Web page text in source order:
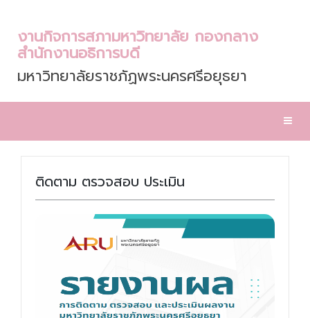
งานกิจการสภามหาวิทยาลัย กองกลาง
สำนักงานอธิการบดี
มหาวิทยาลัยราชภัฏพระนครศรีอยุธยา
ติดตาม ตรวจสอบ ประเมิน